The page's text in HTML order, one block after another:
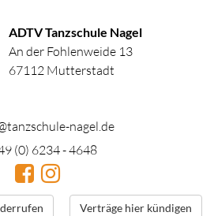
ADTV Tanzschule Nagel
An der Fohlenweide 13
67112 Mutterstadt
-nagel.de
(0) 6234 - 4648
Verträge hier kündigen